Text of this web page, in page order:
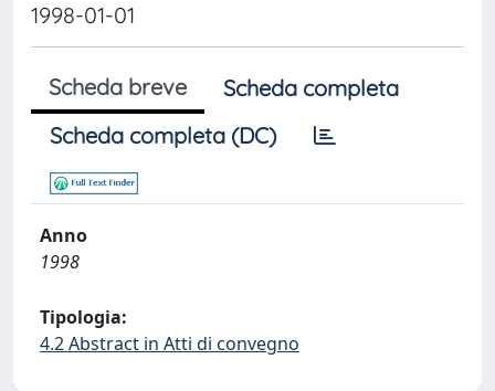
1998-01-01
Scheda breve
Scheda completa
Scheda completa (DC)
Anno
1998
Tipologia:
4.2 Abstract in Atti di convegno